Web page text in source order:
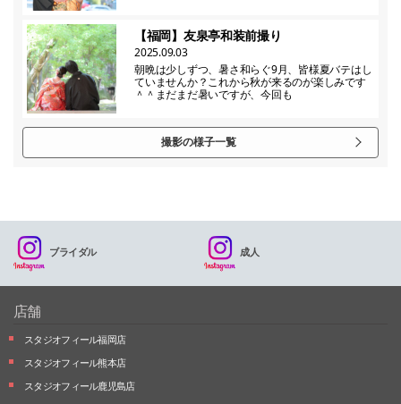
【福岡】友泉亭和装前撮り
2025.09.03
朝晩は少しずつ、暑さ和らぐ9月、皆様夏バテはし
ていませんか？これから秋が来るのが楽しみです
＾＾まだまだ暑いですが、今回も
撮影の様子一覧
ブライダル 成人
店舗
スタジオフィール福岡店
スタジオフィール熊本店
スタジオフィール鹿児島店